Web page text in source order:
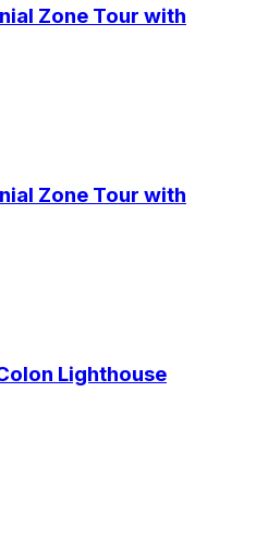
Zone Tour with
Zone Tour with
Lighthouse